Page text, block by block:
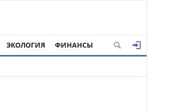
ЭКОЛОГИЯ ФИНАНСЫ